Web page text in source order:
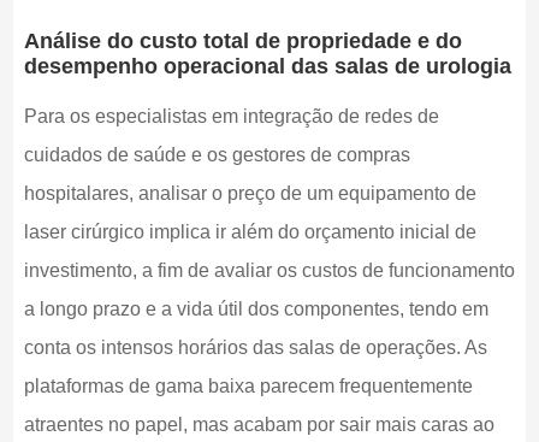
Análise do custo total de propriedade e do
desempenho operacional das salas de urologia
Para os especialistas em integração de redes de
cuidados de saúde e os gestores de compras
hospitalares, analisar o preço de um equipamento de
laser cirúrgico implica ir além do orçamento inicial de
investimento, a fim de avaliar os custos de funcionamento
a longo prazo e a vida útil dos componentes, tendo em
conta os intensos horários das salas de operações. As
plataformas de gama baixa parecem frequentemente
atraentes no papel, mas acabam por sair mais caras ao